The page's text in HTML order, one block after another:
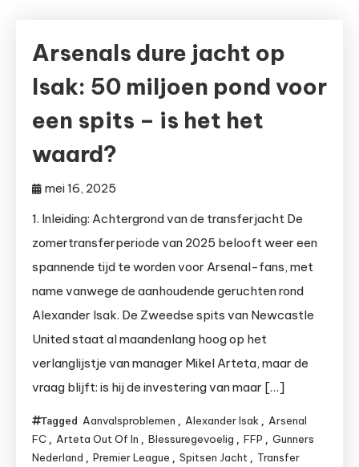
Arsenals dure jacht op
Isak: 50 miljoen pond voor
een spits – is het het
waard?
mei 16, 2025
1. Inleiding: Achtergrond van de transferjacht De
zomertransferperiode van 2025 belooft weer een
spannende tijd te worden voor Arsenal-fans, met
name vanwege de aanhoudende geruchten rond
Alexander Isak. De Zweedse spits van Newcastle
United staat al maandenlang hoog op het
verlanglijstje van manager Mikel Arteta, maar de
vraag blijft: is hij de investering van maar […]
Tagged Aanvalsproblemen , Alexander Isak , Arsenal
FC , Arteta Out Of In , Blessuregevoelig , FFP , Gunners
Nederland , Premier League , Spitsen Jacht , Transfer